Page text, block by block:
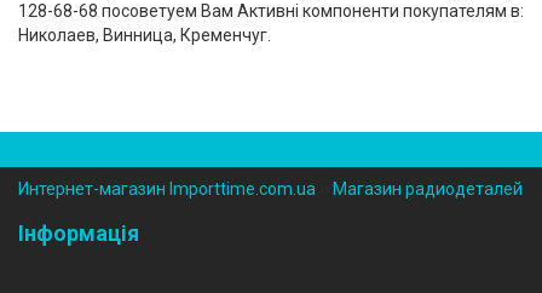
128-68-68 посоветуем Вам Активні компоненти покупателям в:
Николаев, Винница, Кременчуг.
Интернет-магазин Importtime.com.ua Магазин радиодеталей
Інформація